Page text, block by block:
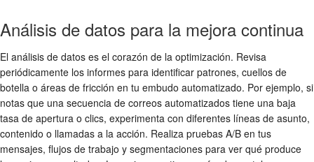
Análisis de datos para la mejora continua
El análisis de datos es el corazón de la optimización. Revisa
periódicamente los informes para identificar patrones, cuellos de
botella o áreas de fricción en tu embudo automatizado. Por ejemplo, si
notas que una secuencia de correos automatizados tiene una baja
tasa de apertura o clics, experimenta con diferentes líneas de asunto,
contenido o llamadas a la acción. Realiza pruebas A/B en tus
mensajes, flujos de trabajo y segmentaciones para ver qué produce